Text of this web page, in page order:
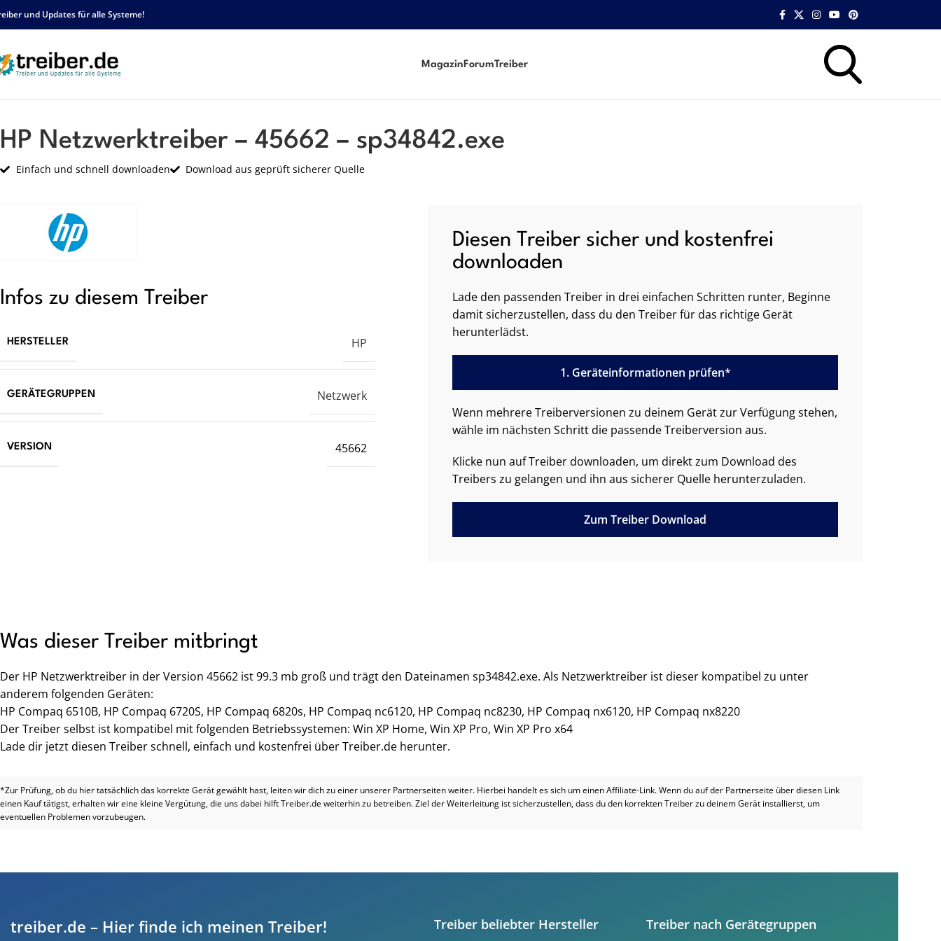
und Updates für alle Systeme!
Magazin ForumTreiber
HP Netzwerktreiber – 45662 – sp34842.exe
Einfach und schnell downloaden Download aus geprüft sicherer Quelle
Infos zu diesem Treiber
HERSTELLER HP
GERÄTEGRUPPEN Netzwerk
VERSION 45662
Diesen Treiber sicher und kostenfrei
downloaden
Lade den passenden Treiber in drei einfachen Schritten runter, Beginne
damit sicherzustellen, dass du den Treiber für das richtige Gerät
herunterlädst.
1. Geräteinformationen prüfen*
Wenn mehrere Treiberversionen zu deinem Gerät zur Verfügung stehen,
wähle im nächsten Schritt die passende Treiberversion aus.
Klicke nun auf Treiber downloaden, um direkt zum Download des
Treibers zu gelangen und ihn aus sicherer Quelle herunterzuladen.
Zum Treiber Download
Was dieser Treiber mitbringt
Der HP Netzwerktreiber in der Version 45662 ist 99.3 mb groß und trägt den Dateinamen sp34842.exe. Als Netzwerktreiber ist dieser kompatibel zu unter
anderem folgenden Geräten:
HP Compaq 6510B, HP Compaq 6720S, HP Compaq 6820s, HP Compaq nc6120, HP Compaq nc8230, HP Compaq nx6120, HP Compaq nx8220
Der Treiber selbst ist kompatibel mit folgenden Betriebssystemen: Win XP Home, Win XP Pro, Win XP Pro x64
Lade dir jetzt diesen Treiber schnell, einfach und kostenfrei über Treiber.de herunter.
*Zur Prüfung, ob du hier tatsächlich das korrekte Gerät gewählt hast, leiten wir dich zu einer unserer Partnerseiten weiter. Hierbei handelt es sich um einen Affiliate-Link. Wenn du auf der Partnerseite über diesen Link
einen Kauf tätigst, erhalten wir eine kleine Vergütung, die uns dabei hilft Treiber.de weiterhin zu betreiben. Ziel der Weiterleitung ist sicherzustellen, dass du den korrekten Treiber zu deinem Gerät installierst, um
eventuellen Problemen vorzubeugen.
treiber.de – Hier finde ich meinen Treiber! Treiber beliebter Hersteller Treiber nach Gerätegruppen